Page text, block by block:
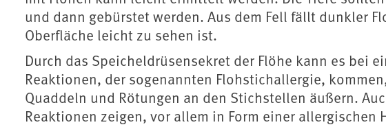
und dann gebürstet werden. Aus dem Fell fällt dunkler
Oberfläche leicht zu sehen ist.
Durch das Speicheldrüsensekret der Flöhe kann es bei
Reaktionen, der sogenannten Flohstichallergie,
Quaddeln und Rötungen an den Stichstellen äußern.
Reaktionen zeigen, vor allem in Form einer allergischen